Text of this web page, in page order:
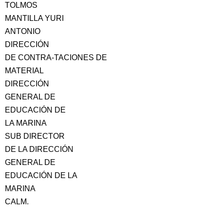
TOLMOS
MANTILLA YURI
ANTONIO
DIRECCIÓN
DE CONTRA-TACIONES DE
MATERIAL
DIRECCIÓN
GENERAL DE
EDUCACIÓN DE
LA MARINA
SUB DIRECTOR
DE LA DIRECCIÓN
GENERAL DE
EDUCACIÓN DE LA
MARINA
CALM.